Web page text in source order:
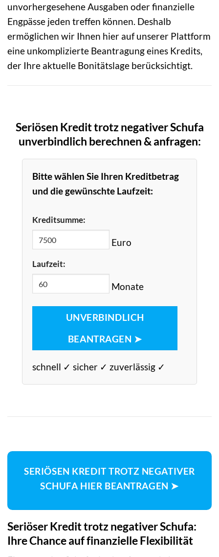
unvorhergesehene Ausgaben oder finanzielle
Engpässe jeden treffen können. Deshalb
ermöglichen wir Ihnen hier auf unserer Plattform
eine unkomplizierte Beantragung eines Kredits,
der Ihre aktuelle Bonitätslage berücksichtigt.
Seriösen Kredit trotz negativer Schufa
unverbindlich berechnen & anfragen:
Bitte wählen Sie Ihren Kreditbetrag
und die gewünschte Laufzeit:
Kreditsumme:
Euro
Laufzeit:
Monate
UNVERBINDLICH
BEANTRAGEN ➤
schnell ✓ sicher ✓ zuverlässig ✓
SERIÖSEN KREDIT TROTZ NEGATIVER
SCHUFA HIER BEANTRAGEN ➤
Seriöser Kredit trotz negativer Schufa:
Ihre Chance auf finanzielle Flexibilität